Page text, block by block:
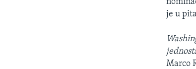
je u
Marco